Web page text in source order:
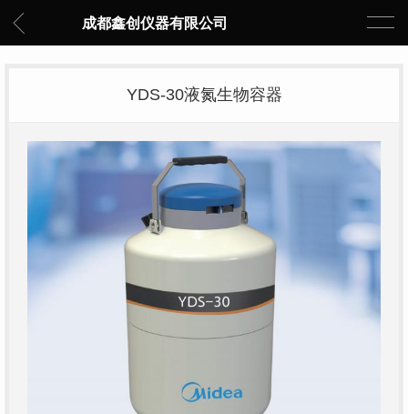
成都鑫创仪器有限公司
YDS-30液氮生物容器